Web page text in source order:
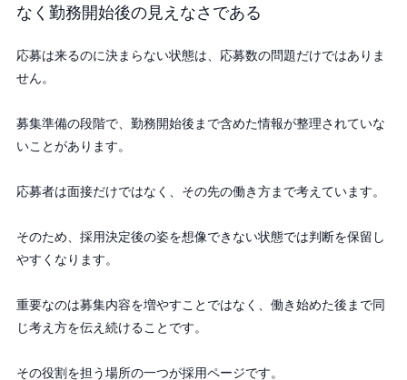
なく勤務開始後の見えなさである
応募は来るのに決まらない状態は、応募数の問題だけではありま
せん。
募集準備の段階で、勤務開始後まで含めた情報が整理されていな
いことがあります。
応募者は面接だけではなく、その先の働き方まで考えています。
そのため、採用決定後の姿を想像できない状態では判断を保留し
やすくなります。
重要なのは募集内容を増やすことではなく、働き始めた後まで同
じ考え方を伝え続けることです。
その役割を担う場所の一つが採用ページです。